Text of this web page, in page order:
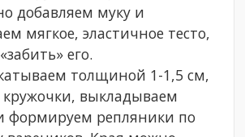
добавляем муку и
мягкое, эластичное тесто,
его.
толщиной 1-1,5 см,
выкладываем
формируем репляники по